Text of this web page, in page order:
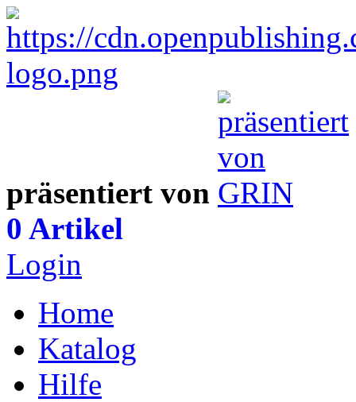
präsentiert von
0 Artikel
Login
Home
Katalog
Hilfe